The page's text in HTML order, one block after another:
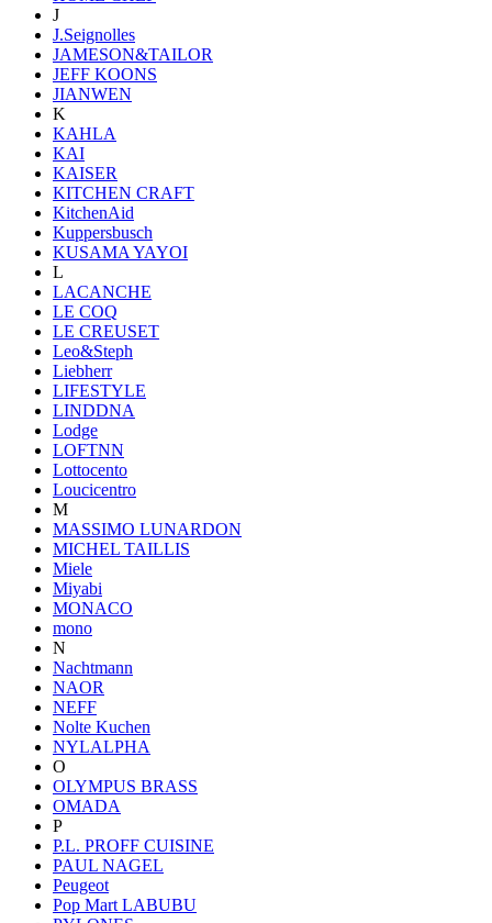
J
J.Seignolles
JAMESON&TAILOR
JEFF KOONS
JIANWEN
K
KAHLA
KAI
KAISER
KITCHEN CRAFT
KitchenAid
Kuppersbusch
KUSAMA YAYOI
L
LACANCHE
LE COQ
LE CREUSET
Leo&Steph
Liebherr
LIFESTYLE
LINDDNA
Lodge
LOFTNN
Lottocento
Loucicentro
M
MASSIMO LUNARDON
MICHEL TAILLIS
Miele
Miyabi
MONACO
mono
N
Nachtmann
NAOR
NEFF
Nolte Kuchen
NYLALPHA
O
OLYMPUS BRASS
OMADA
P
P.L. PROFF CUISINE
PAUL NAGEL
Peugeot
Pop Mart LABUBU